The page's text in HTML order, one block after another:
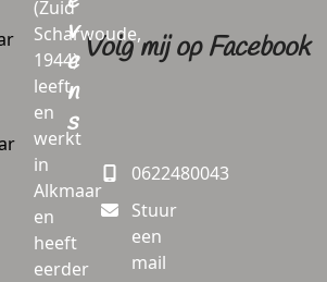
Volg mij op Facebook
(Zuid
Scharwoude,
1944)
leeft
en
werkt
in
Alkmaar
en
heeft
eerder
v
e
n
s
0622480043
Stuur
een
mail